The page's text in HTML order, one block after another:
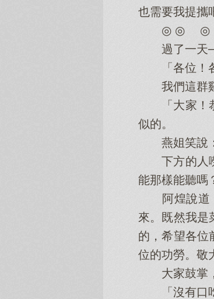
也需要我提攜
◎ ◎ ◎
過了一天
「各位！各
我們這群雞
「大家！恭
似的。
燕姐笑說：
下方的人嘮
能那樣能聽嗎
阿煌說道：
來。既然我是
的，希望各位
位的功勞。敬
大家鼓掌，
「沒有口吃